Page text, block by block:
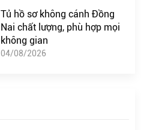
Tủ hồ sơ không cánh Đồng
Nai chất lượng, phù hợp mọi
không gian
04/08/2026